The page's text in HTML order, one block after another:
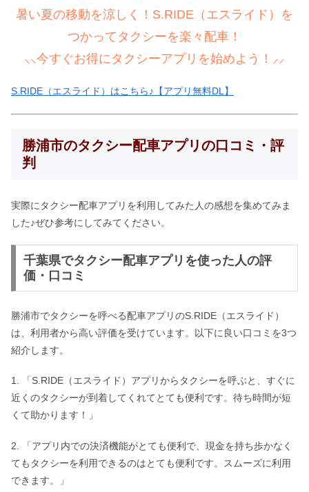
暑い夏の移動を涼しく！S.RIDE（エスライド）を
つかってタクシーを楽々配車！
⸜⸜今すぐお得にタクシーアプリを始めよう！⸝⸝
S.RIDE（エスライド）はこちら♪【アプリ無料DL】
勝浦市のタクシー配車アプリの口コミ・評
判
実際にタクシー配車アプリを利用してみた人の感想を集めてみま
した♪ぜひ参考にしてみてください。
千葉県でタクシー配車アプリを使った人の評
価・口コミ
勝浦市でタクシーを呼べる配車アプリのS.RIDE（エスライド）
は、利用者から高い評価を受けています。以下に良い口コミを3つ
紹介します。
1. 「S.RIDE（エスライド）アプリからタクシーを呼ぶと、すぐに
近くのタクシーが到着してくれてとても便利です。待ち時間が短
くて助かります！」
2. 「アプリ内での決済機能がとても便利で、現金を持ち歩かなく
てもタクシーを利用できるのはとても便利です。スムーズに利用
できます。」